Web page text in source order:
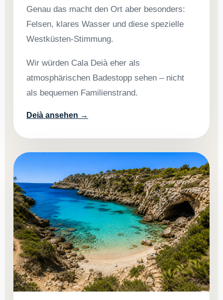
Genau das macht den Ort aber besonders:
Felsen, klares Wasser und diese spezielle
Westküsten-Stimmung.
Wir würden Cala Deià eher als
atmosphärischen Badestopp sehen – nicht
als bequemen Familienstrand.
Deià ansehen →